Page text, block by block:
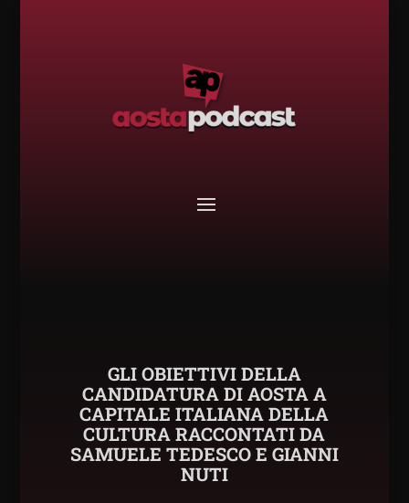
GLI OBIETTIVI DELLA
CANDIDATURA DI AOSTA A
CAPITALE ITALIANA DELLA
CULTURA RACCONTATI DA
SAMUELE TEDESCO E GIANNI
NUTI